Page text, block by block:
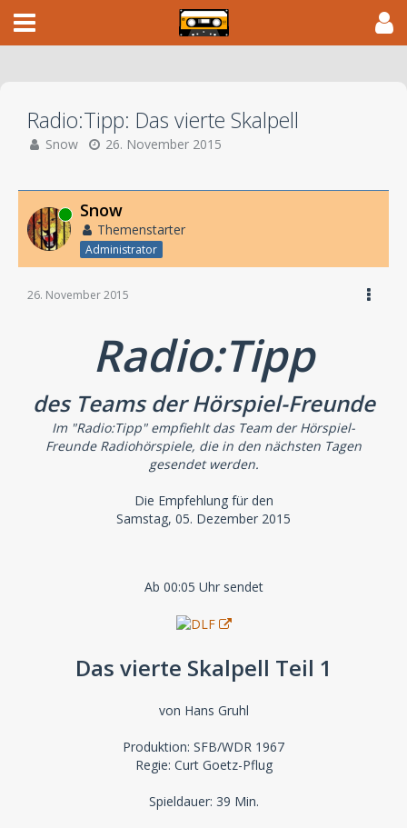
Radio:Tipp: Das vierte Skalpell
Snow 26. November 2015
Online Snow
Themenstarter
Administrator
26. November 2015
Radio:Tipp
des Teams der Hörspiel-Freunde
Im "Radio:Tipp" empfiehlt das Team der Hörspiel-
Freunde Radiohörspiele, die in den nächsten Tagen
gesendet werden.
Die Empfehlung für den
Samstag, 05. Dezember 2015
Ab 00:05 Uhr sendet
Das vierte Skalpell Teil 1
von Hans Gruhl
Produktion: SFB/WDR 1967
Regie: Curt Goetz-Pflug
Spieldauer: 39 Min.